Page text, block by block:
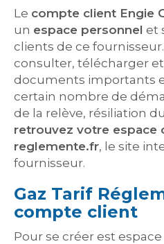
Le compte client Engie
un espace personnel et
clients de ce
consulter, télécharger
documents importants
certain nombre de
de la relève, résiliation
retrouvez votre espace
reglemente.fr, le site
fournisseur.
Gaz Tarif
compte client
Pour se créer est